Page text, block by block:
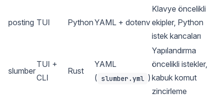
posting TUI PythonYAML + dotenv
Klavye öncelikli
ekipler, Python
istek kancaları
slumber
TUI +
CLI
Rust
YAML
( slumber.yml )
Yapılandırma
öncelikli istekler,
kabuk komut
zincirleme